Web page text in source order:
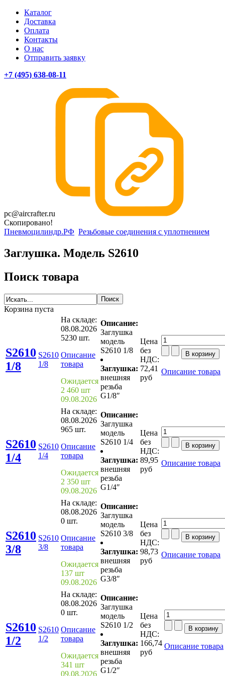
Каталог
Доставка
Оплата
Контакты
О нас
Отправить заявку
+7 (495) 638-08-11
pc@aircrafter.ru
Скопировано!
Пневмоцилиндр.РФ Резьбовые соединения с уплотнением
Заглушка. Модель S2610
Поиск товара
Корзина пуста
S2610
1/8
S2610
1/8
На складе:
08.08.2026
5230 шт.
Описание
товара
Ожидается
2 460 шт
09.08.2026
Описание:
Заглушка
модель
S2610 1/8
Заглушка:
внешняя
резьба
G1/8″
Цена
без
НДС:
72,41
руб
Описание товара
S2610
1/4
S2610
1/4
На складе:
08.08.2026
965 шт.
Описание
товара
Ожидается
2 350 шт
09.08.2026
Описание:
Заглушка
модель
S2610 1/4
Заглушка:
внешняя
резьба
G1/4″
Цена
без
НДС:
89,95
руб
Описание товара
S2610
3/8
S2610
3/8
На складе:
08.08.2026
0 шт.
Описание
товара
Ожидается
137 шт
09.08.2026
Описание:
Заглушка
модель
S2610 3/8
Заглушка:
внешняя
резьба
G3/8″
Цена
без
НДС:
98,73
руб
Описание товара
S2610
1/2
S2610
1/2
На складе:
08.08.2026
0 шт.
Описание
товара
Ожидается
341 шт
09.08.2026
Описание:
Заглушка
модель
S2610 1/2
Заглушка:
внешняя
резьба
G1/2″
Цена
без
НДС:
166,74
руб
Описание товара